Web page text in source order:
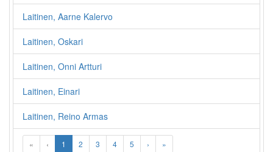
Laitinen, Aarne Kalervo
Laitinen, Oskari
Laitinen, Onni Artturi
Laitinen, Einari
Laitinen, Reino Armas
« ‹ 1 2 3 4 5 › »